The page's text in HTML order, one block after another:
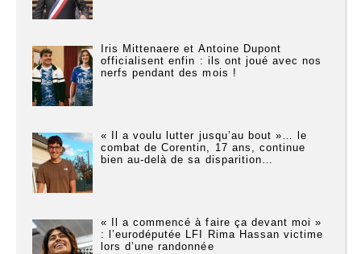
Iris Mittenaere et Antoine Dupont
officialisent enfin : ils ont joué avec nos
nerfs pendant des mois !
« Il a voulu lutter jusqu’au bout »… le
combat de Corentin, 17 ans, continue
bien au-delà de sa disparition…
« Il a commencé à faire ça devant moi »
: l’eurodéputée LFI Rima Hassan victime
lors d’une randonnée